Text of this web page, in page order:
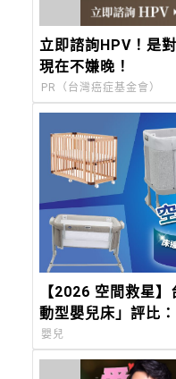
立即諮詢HPV！是
現在不嫌晚！
PR（台灣癌症基金會）
【2026 空間救星
動型嬰兒床」評比
Forever，都會育兒
嬰兒